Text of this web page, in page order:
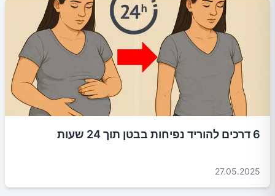
6 דרכים להוריד נפיחות בבטן תוך 24 שעות
27.05.2025